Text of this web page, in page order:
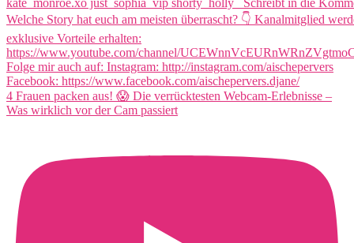
4 Frauen packen aus! 😱 Die verrücktesten Webcam-Erlebnisse –
Was wirklich vor der Cam passiert